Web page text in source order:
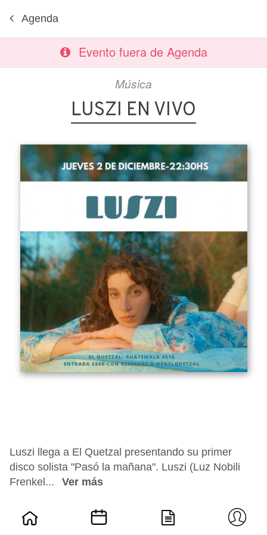
Agenda
Evento fuera de Agenda
Música
LUSZI EN VIVO
Luszi llega a El Quetzal presentando su primer
disco solista "Pasó la mañana". Luszi (Luz Nobili
Frenkel...
Ver más